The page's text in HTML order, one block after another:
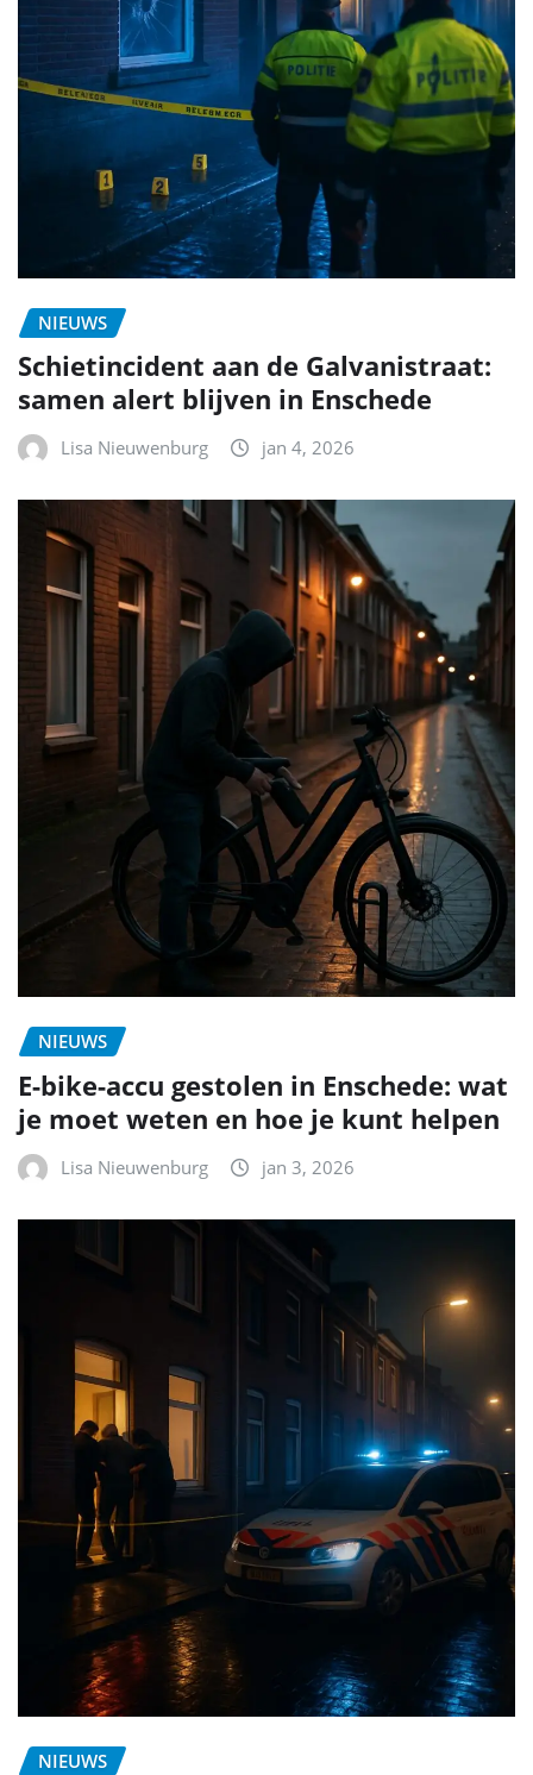
NIEUWS
Schietincident aan de Galvanistraat:
samen alert blijven in Enschede
Lisa Nieuwenburg jan 4, 2026
NIEUWS
E-bike-accu gestolen in Enschede: wat
je moet weten en hoe je kunt helpen
Lisa Nieuwenburg jan 3, 2026
NIEUWS